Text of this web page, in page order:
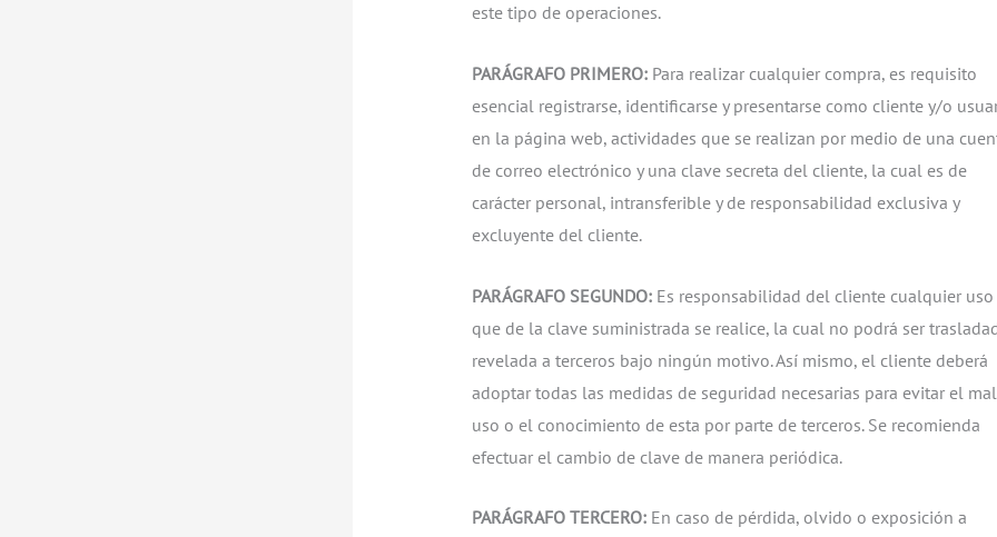
este tipo de operaciones.
PARÁGRAFO PRIMERO:Para realizar cualquier compra, es requisito
esencial registrarse, identificarse y presentarse como cliente y/o
en la página web, actividades que se realizan por medio de una
de correo electrónico y una clave secreta del cliente, la cual es de
carácter personal, intransferible y de responsabilidad exclusiva y
excluyente del cliente.
PARÁGRAFO SEGUNDO:Es responsabilidad del cliente cualquier uso
que de la clave suministrada se realice, la cual no podrá ser
revelada a terceros bajo ningún motivo. Así mismo, el cliente deberá
adoptar todas las medidas de seguridad necesarias para evitar el mal
uso o el conocimiento de esta por parte de terceros. Se recomienda
efectuar el cambio de clave de manera periódica.
PARÁGRAFO TERCERO:En caso de pérdida, olvido o exposición a